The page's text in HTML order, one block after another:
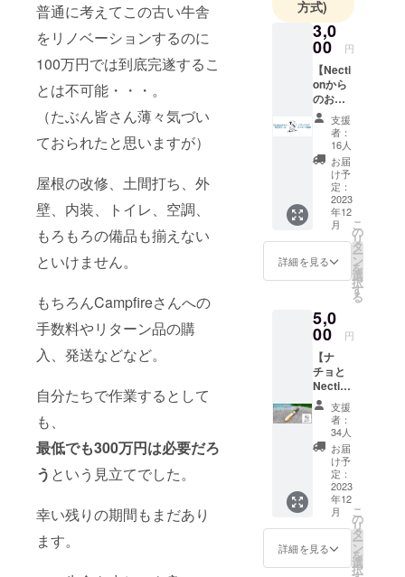
普通に考えてこの古い牛舎
をリノベーションするのに
100万円では到底完遂するこ
とは不可能・・・。
（たぶん皆さん薄々気づい
ておられたと思いますが）
屋根の改修、土間打ち、外
壁、内装、トイレ、空調、
もろもろの備品も揃えない
といけません。
もちろんCampfireさんへの
手数料やリターン品の購
入、発送などなど。
自分たちで作業するとして
も、
最低でも300万円は必要だろ
う という見立てでした。
幸い残りの期間もまだあり
ます。
方式)
3,0
00 円
【Necti
onから
のお礼
のメー
ルとナ
チョか
らの
メッ
セージ
動画】
運営メ
ンバー
よりお
礼の
メール
せてい
ただき
ま
す！！
動画：
ナチョ
から御
礼の
メッ
セージ
と牛舎
の様子
をお見
せしま
す。 時
間：約2
分程度
支援
者：
16人
お届
け予
定：
2023
年12
月
詳細を見る
こ
の
リ
タ
ー
ン
を
選
択
す
る
5,0
00 円
【ナ
チョと
Nection
による
手作り
のレ
ザー
キーホ
ダー】
牛ヌメ
革を
使って
メン
バーみ
支援
者：
34人
お届
け予
定：
2023
年12
月
詳細を見る
こ
の
リ
タ
ー
ン
を
選
択